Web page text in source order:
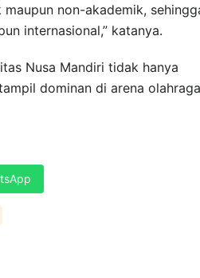
non-akademik,
internasional,” katanya.
Nusa Mandiri tidak hanya
dominan di arena olahraga